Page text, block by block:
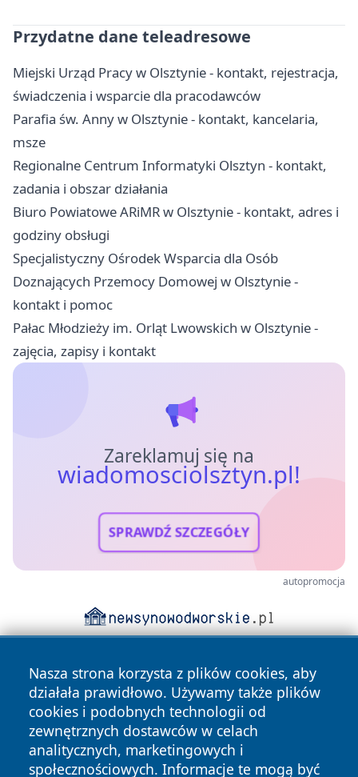
Przydatne dane teleadresowe
Miejski Urząd Pracy w Olsztynie - kontakt, rejestracja,
świadczenia i wsparcie dla pracodawców
Parafia św. Anny w Olsztynie - kontakt, kancelaria,
msze
Regionalne Centrum Informatyki Olsztyn - kontakt,
zadania i obszar działania
Biuro Powiatowe ARiMR w Olsztynie - kontakt, adres i
godziny obsługi
Specjalistyczny Ośrodek Wsparcia dla Osób
Doznających Przemocy Domowej w Olsztynie -
kontakt i pomoc
Pałac Młodzieży im. Orląt Lwowskich w Olsztynie -
zajęcia, zapisy i kontakt
Zareklamuj się na
wiadomosciolsztyn.pl!
SPRAWDŹ SZCZEGÓŁY
autopromocja
Nasza strona korzysta z plików cookies, aby
działała prawidłowo. Używamy także plików
cookies i podobnych technologii od
zewnętrznych dostawców w celach
analitycznych, marketingowych i
społecznościowych. Informacje te mogą być
Copyright © 2026 wiadomosciolsztyn.pl Wszystkie prawa
zastrzeżone.